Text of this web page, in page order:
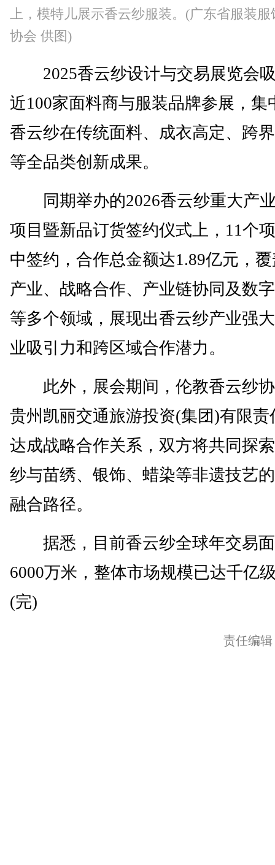
上，模特儿展示香云纱服装。(广东省服装
协会 供图)
2025香云纱设计与交易展览会
近100家面料商与服装品牌参展，集
香云纱在传统面料、成衣高定、跨
等全品类创新成果。
同期举办的2026香云纱重大产
项目暨新品订货签约仪式上，11个
中签约，合作总金额达1.89亿元，
产业、战略合作、产业链协同及数
等多个领域，展现出香云纱产业强
业吸引力和跨区域合作潜力。
此外，展会期间，伦教香云纱
贵州凯丽交通旅游投资(集团)有限责
达成战略合作关系，双方将共同探
纱与苗绣、银饰、蜡染等非遗技艺
融合路径。
据悉，目前香云纱全球年交易
6000万米，整体市场规模已达千亿
(完)
责任编